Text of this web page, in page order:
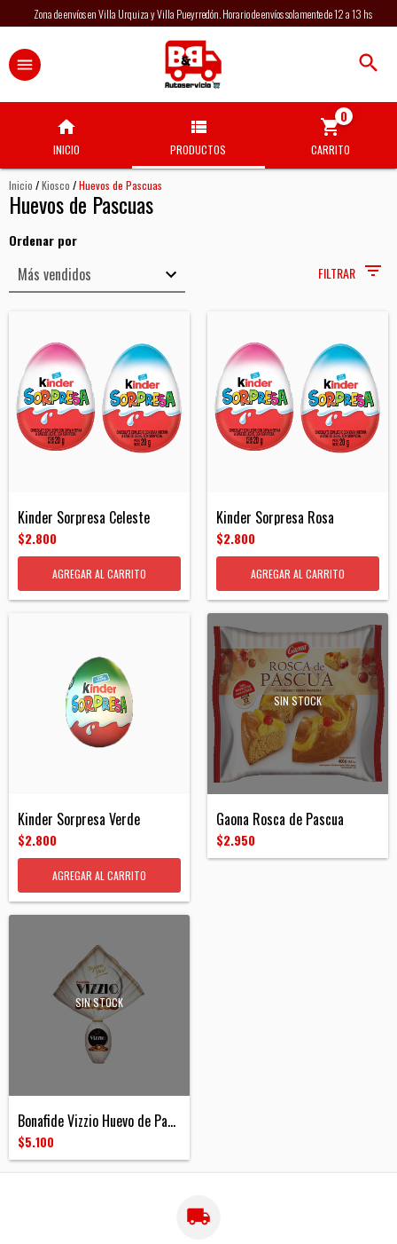
Zona de envíos en Villa Urquiza y Villa Pueyrredón. Horario de envíos solamente de 12 a 13 hs
INICIO PRODUCTOS CARRITO
0
Inicio /Kiosco /Huevos de Pascuas
Huevos de Pascuas
Ordenar por
FILTRAR
Kinder Sorpresa Celeste
$2.800
Kinder Sorpresa Rosa
$2.800
Kinder Sorpresa Verde
$2.800
SIN STOCK
Gaona Rosca de Pascua
$2.950
SIN STOCK
Bonafide Vizzio Huevo de Pascua 87g
$5.100